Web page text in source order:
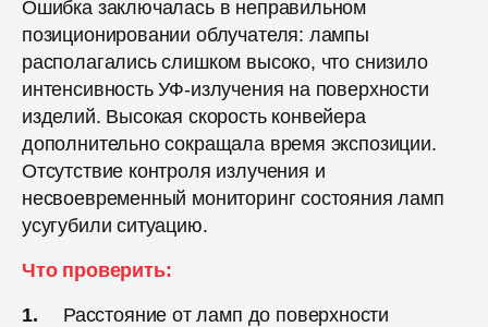
Ошибка заключалась в неправильном
позиционировании облучателя: лампы
располагались слишком высоко, что снизило
интенсивность УФ-излучения на поверхности
изделий. Высокая скорость конвейера
дополнительно сокращала время экспозиции.
Отсутствие контроля излучения и
несвоевременный мониторинг состояния ламп
усугубили ситуацию.
Что проверить:
Расстояние от ламп до поверхности